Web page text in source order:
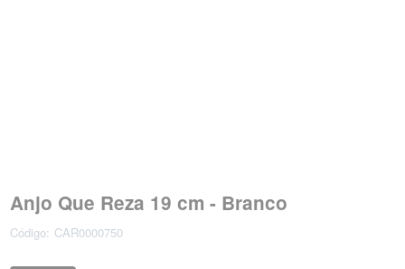
Anjo Que Reza 19 cm - Branco
Código: CAR0000750